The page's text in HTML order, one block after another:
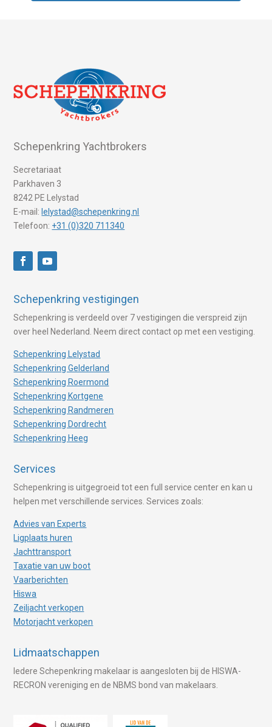
Schepenkring Yachtbrokers
Secretariaat
Parkhaven 3
8242 PE Lelystad
E-mail: lelystad@schepenkring.nl
Telefoon: +31 (0)320 711340
Schepenkring vestigingen
Schepenkring is verdeeld over 7 vestigingen die verspreid zijn
over heel Nederland. Neem direct contact op met een vestiging.
Schepenkring Lelystad
Schepenkring Gelderland
Schepenkring Roermond
Schepenkring Kortgene
Schepenkring Randmeren
Schepenkring Dordrecht
Schepenkring Heeg
Services
Schepenkring is uitgegroeid tot een full service center en kan u
helpen met verschillende services. Services zoals:
Advies van Experts
Ligplaats huren
Jachttransport
Taxatie van uw boot
Vaarberichten
Hiswa
Zeiljacht verkopen
Motorjacht verkopen
Lidmaatschappen
Iedere Schepenkring makelaar is aangesloten bij de HISWA-
RECRON vereniging en de NBMS bond van makelaars.